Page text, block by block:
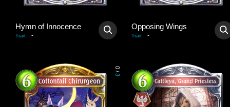
Hymn of Innocence
Trait : -
Opposing Wings
Trait : -
0
/
3